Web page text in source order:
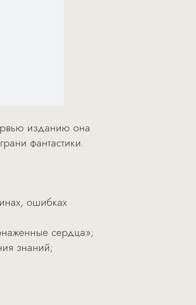
изданию она
фантастики.
ошибках
сердца»;
знаний;